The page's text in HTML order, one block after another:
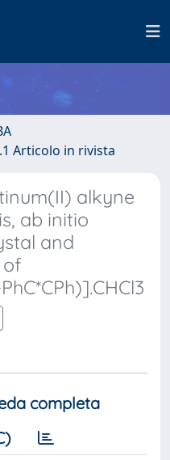
Articolo in rivista
alkyne
ab initio
and
of
completa